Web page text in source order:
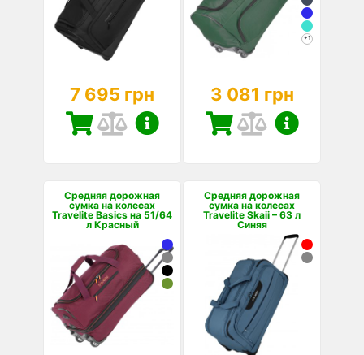
7 695 грн
+1
3 081 грн
Средняя дорожная
сумка на колесах
Travelite Basics на 51/64
л Красный
Средняя дорожная
сумка на колесах
Travelite Skaii – 63 л
Синяя